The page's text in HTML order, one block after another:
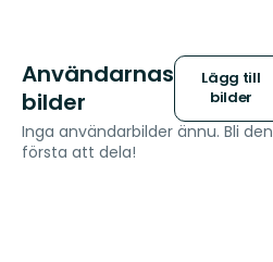
Användarnas
bilder
Lägg till
bilder
Inga användarbilder ännu. Bli den
första att dela!